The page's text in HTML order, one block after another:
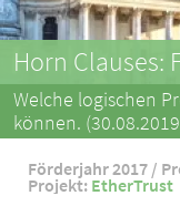
Horn Clauses:
Welche logischen
können.
Förderjahr 2017 /
Projekt: EtherTrust